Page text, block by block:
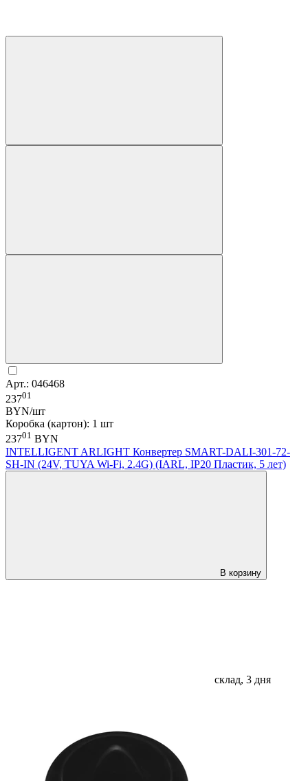
Арт.: 046468
23701
BYN/шт
Коробка (картон): 1 шт
23701 BYN
INTELLIGENT ARLIGHT Конвертер SMART-DALI-301-72-
SH-IN (24V, TUYA Wi-Fi, 2.4G) (IARL, IP20 Пластик, 5 лет)
В корзину
склад, 3 дня